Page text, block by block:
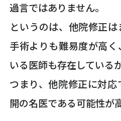
過言ではありません。
というのは、他院修正
手術よりも難易度が高
いる医師も存在している
つまり、他院修正に対
開の名医である可能性が